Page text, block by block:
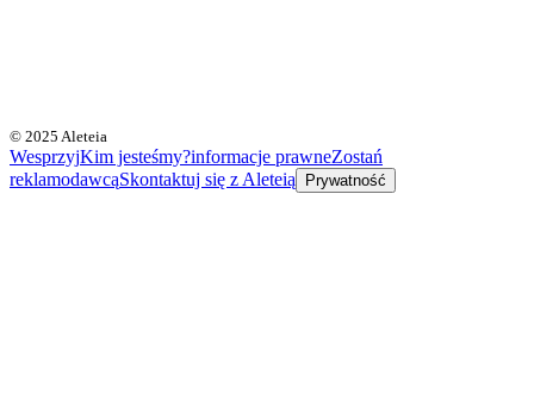
© 2025 Aleteia
WesprzyjKim jesteśmy?informacje prawneZostań
reklamodawcąSkontaktuj się z Aleteią Prywatność